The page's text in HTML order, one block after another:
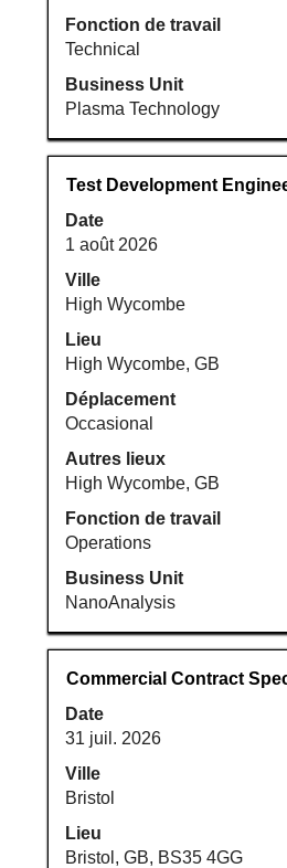
Fonction de travail
Technical
Business Unit
Plasma Technology
Titre
Test Development
Date
1 août 2026
Ville
High Wycombe
Lieu
High Wycombe, GB
Déplacement
Occasional
Autres lieux
High Wycombe, GB
Fonction de travail
Operations
Business Unit
NanoAnalysis
Sélectionnez
avec
la
barre
d’espacement
pour
afficher
tout
contenu
des
informations
d’emploi.
Titre
Commercial Contract
Date
31 juil. 2026
Ville
Bristol
Lieu
Bristol, GB, BS35 4GG
Sélectionnez
avec
la
barre
d’espacement
pour
afficher
tout